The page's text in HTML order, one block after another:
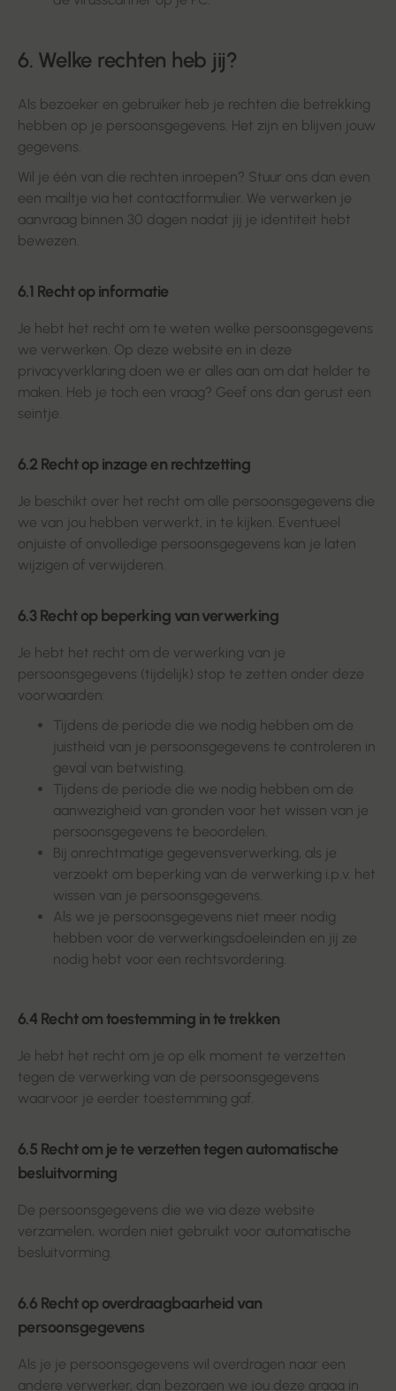
6. Welke rechten heb jij?
Als bezoeker en gebruiker heb je rechten die betrekking
hebben op je persoonsgegevens. Het zijn en blijven jouw
gegevens.
Wil je één van die rechten inroepen? Stuur ons dan even
een mailtje via het contactformulier. We verwerken je
aanvraag binnen 30 dagen nadat jij je identiteit hebt
bewezen.
6.1 Recht op informatie
Je hebt het recht om te weten welke persoonsgegevens
we verwerken. Op deze website en in deze
privacyverklaring doen we er alles aan om dat helder te
maken. Heb je toch een vraag? Geef ons dan gerust een
seintje.
6.2 Recht op inzage en rechtzetting
Je beschikt over het recht om alle persoonsgegevens die
we van jou hebben verwerkt, in te kijken. Eventueel
onjuiste of onvolledige persoonsgegevens kan je laten
wijzigen of verwijderen.
6.3 Recht op beperking van verwerking
Je hebt het recht om de verwerking van je
persoonsgegevens (tijdelijk) stop te zetten onder deze
voorwaarden:
Tijdens de periode die we nodig hebben om de
juistheid van je persoonsgegevens te controleren in
geval van betwisting.
Tijdens de periode die we nodig hebben om de
aanwezigheid van gronden voor het wissen van je
persoonsgegevens te beoordelen.
Bij onrechtmatige gegevensverwerking, als je
verzoekt om beperking van de verwerking i.p.v. het
wissen van je persoonsgegevens.
Als we je persoonsgegevens niet meer nodig
hebben voor de verwerkingsdoeleinden en jij ze
nodig hebt voor een rechtsvordering.
6.4 Recht om toestemming in te trekken
Je hebt het recht om je op elk moment te verzetten
tegen de verwerking van de persoonsgegevens
waarvoor je eerder toestemming gaf.
6.5 Recht om je te verzetten tegen automatische
besluitvorming
De persoonsgegevens die we via deze website
verzamelen, worden niet gebruikt voor automatische
besluitvorming.
6.6 Recht op overdraagbaarheid van
persoonsgegevens
Als je je persoonsgegevens wil overdragen naar een
andere verwerker, dan bezorgen we jou deze graag in